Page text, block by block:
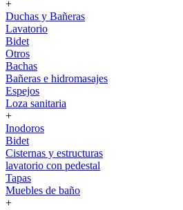
+
Duchas y Bañeras
Lavatorio
Bidet
Otros
Bachas
Bañeras e hidromasajes
Espejos
Loza sanitaria
+
Inodoros
Bidet
Cisternas y estructuras
lavatorio con pedestal
Tapas
Muebles de baño
+